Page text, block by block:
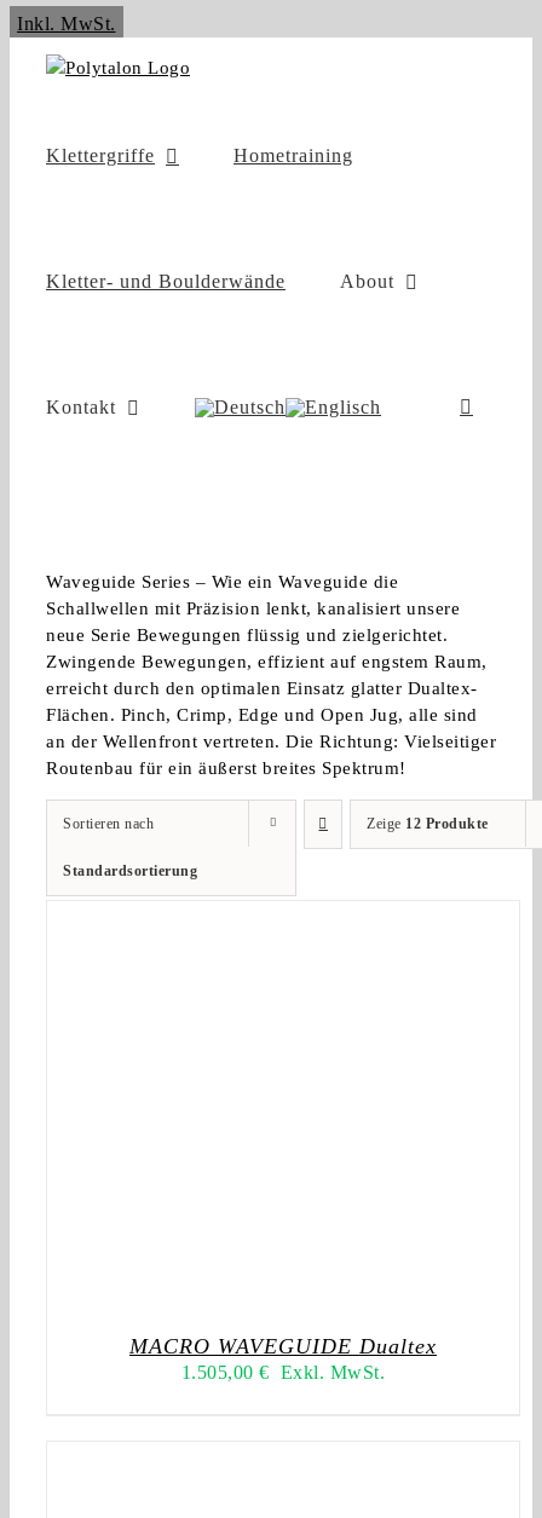
Inkl. MwSt.
springen
Klettergriffe Hometraining
Kletter- und Boulderwände About
Kontakt
Waveguide Series – Wie ein Waveguide die
Schallwellen mit Präzision lenkt, kanalisiert unsere
neue Serie Bewegungen flüssig und zielgerichtet.
Zwingende Bewegungen, effizient auf engstem Raum,
erreicht durch den optimalen Einsatz glatter Dualtex-
Flächen. Pinch, Crimp, Edge und Open Jug, alle sind
an der Wellenfront vertreten. Die Richtung: Vielseitiger
Routenbau für ein äußerst breites Spektrum!
Sortieren nach
Standardsortierung
Zeige 12 Produkte
MACRO WAVEGUIDE Dualtex
1.505,00€ Exkl. MwSt.